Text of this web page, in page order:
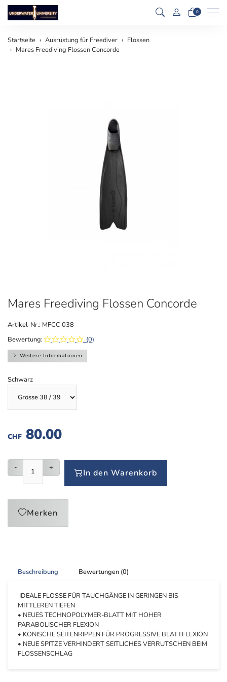
0
Startseite Ausrüstung für Freediver
Flossen
Mares Freediving Flossen Concorde
Mares Freediving Flossen Concorde
Artikel-Nr.: MFCC 038
Bewertung:
(0)
Weitere Informationen
Schwarz
CHF 80.00
- + In den Warenkorb
Merken
Beschreibung Bewertungen (0)
IDEALE FLOSSE FÜR TAUCHGÄNGE IN GERINGEN BIS
MITTLEREN TIEFEN
• NEUES TECHNOPOLYMER-BLATT MIT HOHER
PARABOLISCHER FLEXION
• KONISCHE SEITENRIPPEN FÜR PROGRESSIVE BLATTFLEXION
• NEUE SPITZE VERHINDERT SEITLICHES VERRUTSCHEN BEIM
FLOSSENSCHLAG